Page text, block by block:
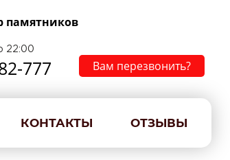
памятников
22:00
777 Вам перезвонить?
КОНТАКТЫ ОТЗЫВЫ